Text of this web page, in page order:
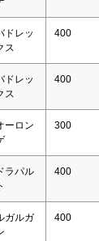
ドレッ
ス
400
ドレッ
ス
400
ーロン
300
ラパル
400
ガルガ
400